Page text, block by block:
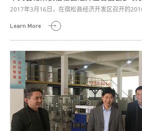
2017年3月16日，在宿松县经济开发区召开的
Learn More